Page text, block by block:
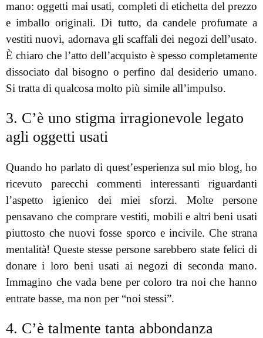
mano: oggetti mai usati, completi di etichetta del prezzo
e imballo originali. Di tutto, da candele profumate a
vestiti nuovi, adornava gli scaffali dei negozi dell’usato.
È chiaro che l’atto dell’acquisto è spesso completamente
dissociato dal bisogno o perfino dal desiderio umano.
Si tratta di qualcosa molto più simile all’impulso.
3. C’è uno stigma irragionevole legato
agli oggetti usati
Quando ho parlato di quest’esperienza sul mio blog, ho
ricevuto parecchi commenti interessanti riguardanti
l’aspetto igienico dei miei sforzi. Molte persone
pensavano che comprare vestiti, mobili e altri beni usati
piuttosto che nuovi fosse sporco e incivile. Che strana
mentalità! Queste stesse persone sarebbero state felici di
donare i loro beni usati ai negozi di seconda mano.
Immagino che vada bene per coloro tra noi che hanno
entrate basse, ma non per “noi stessi”.
4. C’è talmente tanta abbondanza